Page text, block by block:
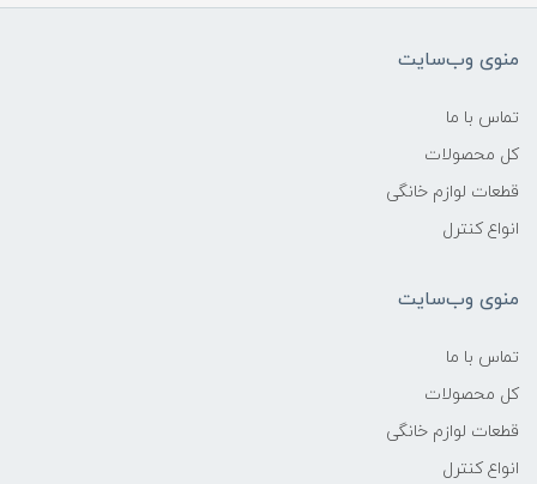
منوی وب‌سایت
تماس با ما
کل محصولات
قطعات لوازم خانگی
انواع کنترل
منوی وب‌سایت
تماس با ما
کل محصولات
قطعات لوازم خانگی
انواع کنترل